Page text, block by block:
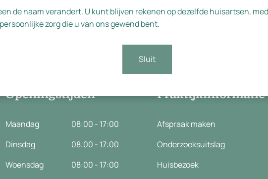
Openingstijden
Maandag
08:00 - 17:00
Dinsdag
08:00 - 17:00
Woensdag
08:00 - 17:00
Praktijkinformatie
Afspraak maken
Onderzoeksuitslag
Huisbezoek
English
de naam verandert. U kunt blijven rekenen op dezelfde huisartsen,
zorg die u van ons gewend bent.
Sluit